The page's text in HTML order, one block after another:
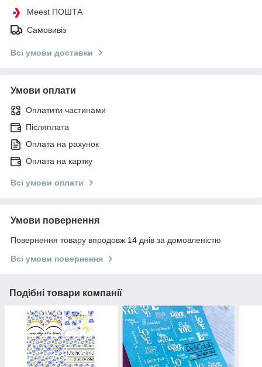
Meest ПОШТА
Самовивіз
Всі умови доставки
Умови оплати
Оплатити частинами
Післяплата
Оплата на рахунок
Оплата на картку
Всі умови оплати
Умови повернення
Повернення товару впродовж 14 днів за домовленістю
Всі умови повернення
Подібні товари компанії